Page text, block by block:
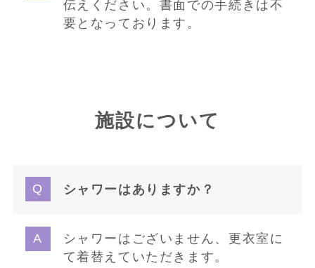
伝えください。書面での手続きは不
要となっております。
施設について
シャワーはありますか？
シャワーはございません、更衣室に
て着替えていただきます。